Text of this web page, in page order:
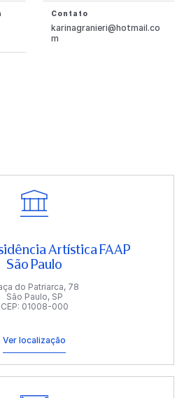
Contato
karinagranieri@hotmail.co
m
Artística FAAP
São Paulo
do Patriarca, 78
São Paulo, SP
CEP: 01008-000
Ver localização